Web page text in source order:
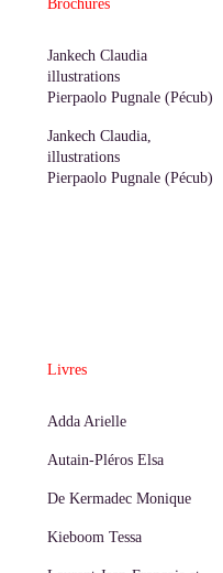
Brochures
Jankech Claudia
illustrations
Pierpaolo Pugnale (Pécub)
Jankech Claudia,
illustrations
Pierpaolo Pugnale (Pécub)
Livres
Adda Arielle
Autain-Pléros Elsa
De Kermadec Monique
Kieboom Tessa